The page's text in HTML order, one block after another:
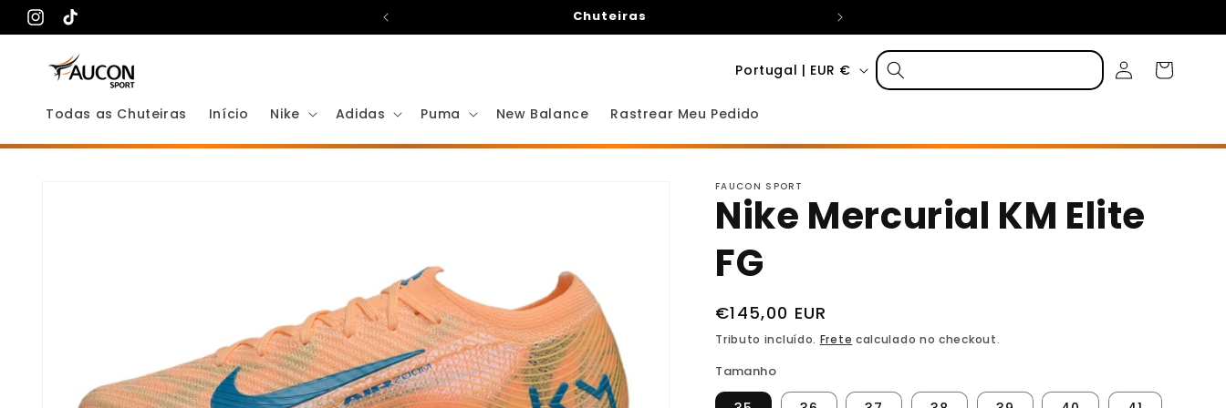
para o
conteúdo
Instagram
TikTok
Chuteiras
Todas as Chuteiras Início Nike Adidas Puma New Balance Rastrear Meu Pedido
P
í
s
/
R
e
g
ã
o
Portugal | EUR €
Fazer
login
Carrinho
FAUCON SPORT
Nike Mercurial KM Elite
FG
Preço
normal
€145,00 EUR
Tributo incluído. Frete calculado no checkout.
Tamanho